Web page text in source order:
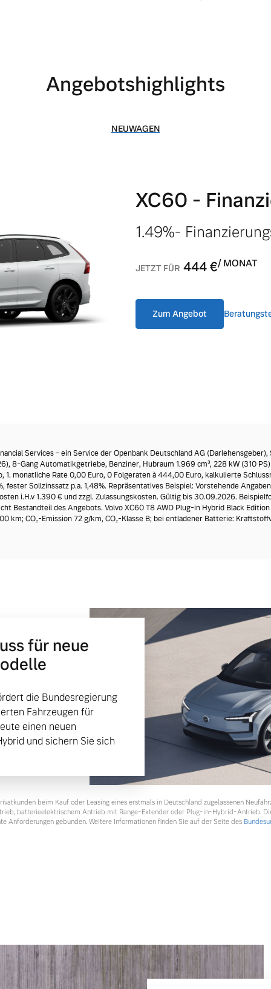
Angebotshighlights
NEUWAGEN
XC60 -
1.49%-
JETZT FÜR 444€/ MONAT
Zum Angebot
Services – ein Service der Openbank Deutschland AG
8-Gang Automatikgetriebe, Benziner, Hubraum 1.969 cm³, 228 kW (310
monatliche Rate 0,00 Euro, 0 Folgeraten à 444,00 Euro, kalkulierte
Sollzinssatz p.a. 1,48%. Repräsentatives Beispiel: Vorstehende
i.H.v 1.390 € und zzgl. Zulassungskosten. Gültig bis 30.09.2026.
Bestandteil des Angebots. Volvo XC60 T8 AWD Plug-in Hybrid Black
km; CO₂-Emission 72 g/km, CO₂-Klasse B; bei entladener Batterie:
für neue
die Bundesregierung
Fahrzeugen für
einen neuen
und sichern Sie sich
beim Kauf oder Leasing eines erstmals in Deutschland zugelassenen
batterieelektrischem Antrieb mit Range-Extender oder Plug-in-Hybrid-Antrieb.
Anforderungen gebunden. Weitere Informationen finden Sie auf der Seite des